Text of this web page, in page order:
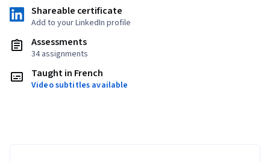
Shareable certificate
Add to your LinkedIn profile
Assessments
34 assignments
Taught in French
Video subtitles available